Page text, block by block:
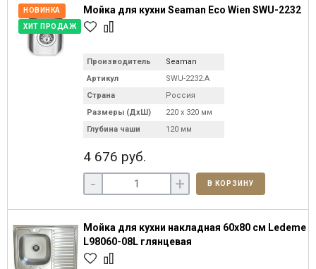
НОВИНКА
ХИТ ПРОДАЖ
Мойка для кухни Seaman Eco Wien SWU-2232
Производитель
Seaman
Артикул
SWU-2232.A
Страна
Россия
Размеры (ДхШ)
220 х 320 мм
Глубина чаши
120 мм
4 676 руб.
- + В КОРЗИНУ
Мойка для кухни накладная 60x80 см Ledeme
L98060-08L глянцевая